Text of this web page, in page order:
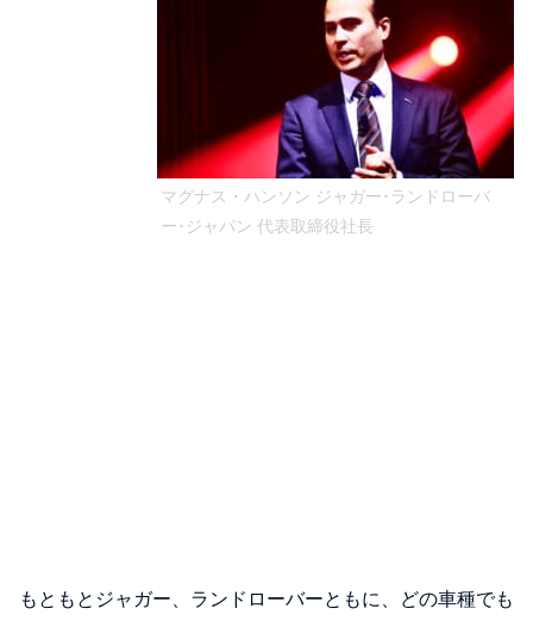
マグナス・ハンソン ジャガー･ランドローバ
ー･ジャパン 代表取締役社長
もともとジャガー、ランドローバーともに、どの車種でも